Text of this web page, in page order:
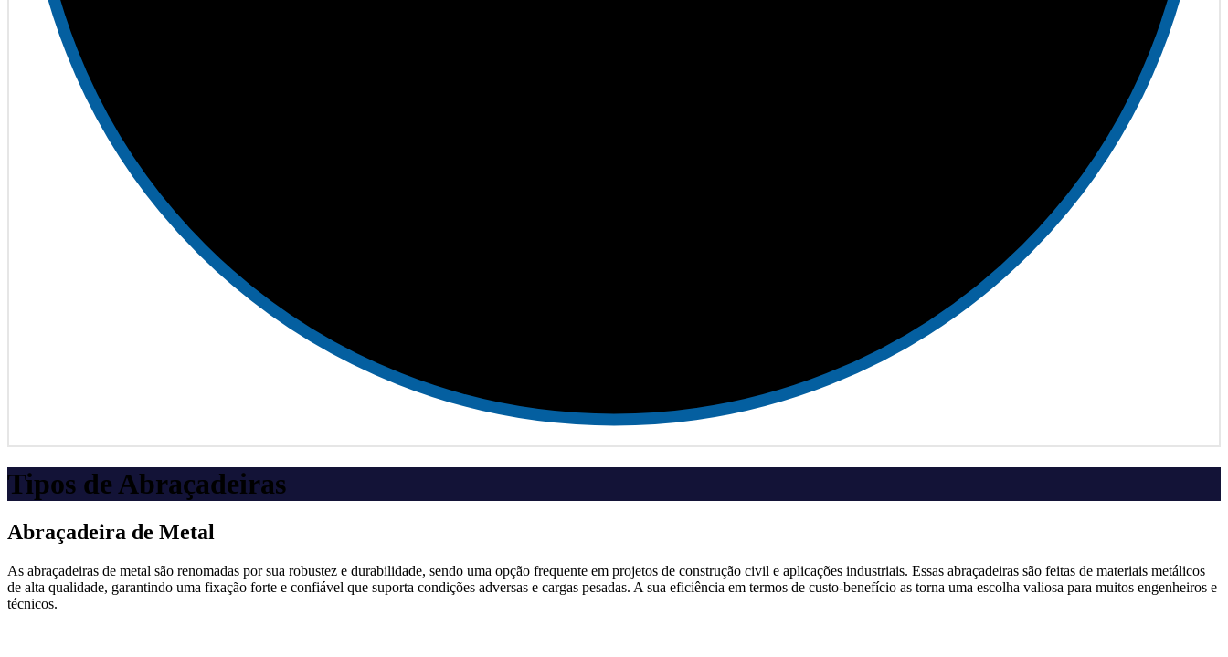
Tipos de Abraçadeiras
Abraçadeira de Metal
As abraçadeiras de metal são renomadas por sua robustez e durabilidade, sendo uma opção frequente em projetos de construção civil e aplicações industriais. Essas abraçadeiras são feitas de materiais metálicos
de alta qualidade, garantindo uma fixação forte e confiável que suporta condições adversas e cargas pesadas. A sua eficiência em termos de custo-benefício as torna uma escolha valiosa para muitos engenheiros e
técnicos.